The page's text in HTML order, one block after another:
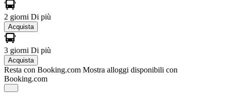
2 giorni Di più
Acquista
3 giorni Di più
Acquista
Resta con Booking.com Mostra alloggi disponibili con
Booking.com